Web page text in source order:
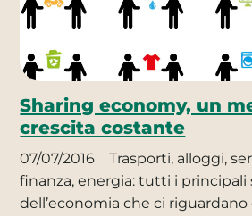
Sharing economy, un
crescita costante
07/07/2016
Trasporti, alloggi,
finanza, energia: tutti i principali
dell’economia che ci